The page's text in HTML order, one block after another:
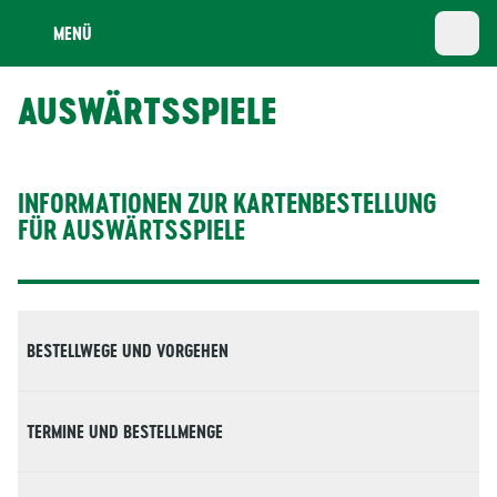
MENÜ
AUSWÄRTSSPIELE
INFORMATIONEN ZUR KARTENBESTELLUNG
FÜR AUSWÄRTSSPIELE
BESTELLWEGE UND VORGEHEN
Der Erwerb von Tickets für unsere Auswärtsspiele ist
TERMINE UND BESTELLMENGE